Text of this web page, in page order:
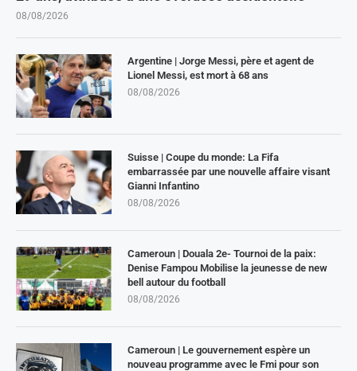
08/08/2026
Argentine | Jorge Messi, père et agent de
Lionel Messi, est mort à 68 ans
08/08/2026
Suisse | Coupe du monde: La Fifa
embarrassée par une nouvelle affaire visant
Gianni Infantino
08/08/2026
Cameroun | Douala 2e- Tournoi de la paix:
Denise Fampou Mobilise la jeunesse de new
bell autour du football
08/08/2026
Cameroun | Le gouvernement espère un
nouveau programme avec le Fmi pour son